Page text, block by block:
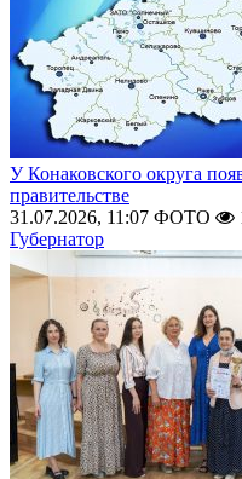
У Конаковского округа
правительстве
31.07.2026, 11:07 ФОТО
Губернатор